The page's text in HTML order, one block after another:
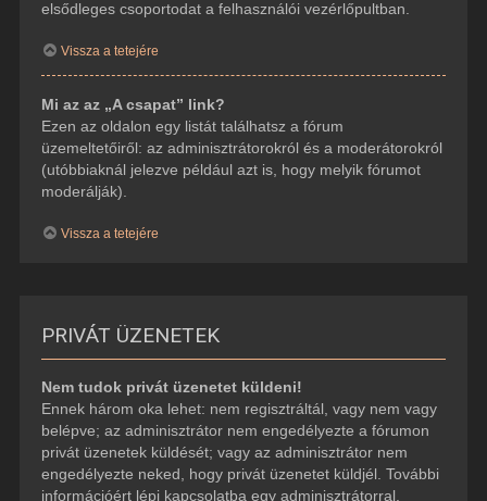
elsődleges csoportodat a felhasználói vezérlőpultban.
Vissza a tetejére
Mi az az „A csapat” link?
Ezen az oldalon egy listát találhatsz a fórum
üzemeltetőiről: az adminisztrátorokról és a moderátorokról
(utóbbiaknál jelezve például azt is, hogy melyik fórumot
moderálják).
Vissza a tetejére
PRIVÁT ÜZENETEK
Nem tudok privát üzenetet küldeni!
Ennek három oka lehet: nem regisztráltál, vagy nem vagy
belépve; az adminisztrátor nem engedélyezte a fórumon
privát üzenetek küldését; vagy az adminisztrátor nem
engedélyezte neked, hogy privát üzenetet küldjél. További
információért lépj kapcsolatba egy adminisztrátorral.